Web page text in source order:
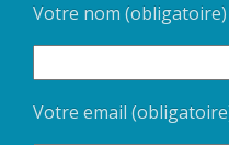
Votre nom (obligatoire)
Votre email